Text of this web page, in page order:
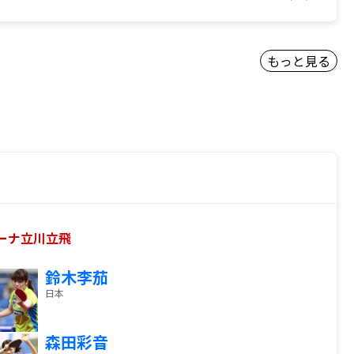
もっと見る
ナ立川立飛
鈴木李茄
日本
森田彩音